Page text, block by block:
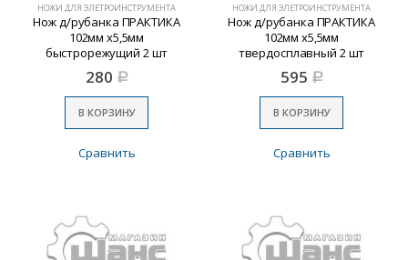
НОЖИ ДЛЯ ЭЛЕТРОИНСТРУМЕНТА
Нож д/рубанка ПРАКТИКА
102мм х5,5мм
быстрорежущий 2 шт
280 Р
В КОРЗИНУ
Сравнить
НОЖИ ДЛЯ ЭЛЕТРОИНСТРУМЕНТА
Нож д/рубанка ПРАКТИКА
102мм х5,5мм
твердосплавный 2 шт
595 Р
В КОРЗИНУ
Сравнить